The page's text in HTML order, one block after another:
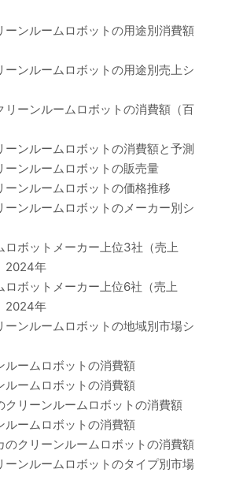
ーンルームロボットの用途別消費額
ーンルームロボットの用途別売上シ
リーンルームロボットの消費額（百
ーンルームロボットの消費額と予測
ーンルームロボットの販売量
ーンルームロボットの価格推移
ーンルームロボットのメーカー別シ
ロボットメーカー上位3社（売上
2024年
ロボットメーカー上位6社（売上
2024年
ーンルームロボットの地域別市場シ
ルームロボットの消費額
ルームロボットの消費額
クリーンルームロボットの消費額
ルームロボットの消費額
のクリーンルームロボットの消費額
ーンルームロボットのタイプ別市場